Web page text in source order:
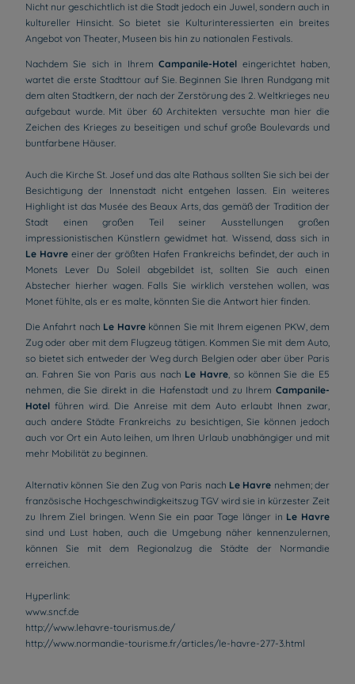
Nicht nur geschichtlich ist die Stadt jedoch ein Juwel, sondern auch in
kultureller Hinsicht. So bietet sie Kulturinteressierten ein breites
Angebot von Theater, Museen bis hin zu nationalen Festivals.
Nachdem Sie sich in IhremCampanile-Hotel eingerichtet haben,
wartet die erste Stadttour auf Sie. Beginnen Sie Ihren Rundgang mit
dem alten Stadtkern, der nach der Zerstörung des 2. Weltkrieges neu
aufgebaut wurde. Mit über 60 Architekten versuchte man hier die
Zeichen des Krieges zu beseitigen und schuf große Boulevards und
buntfarbene Häuser.
Auch die Kirche St. Josef und das alte Rathaus sollten Sie sich bei der
Besichtigung der Innenstadt nicht entgehen lassen. Ein weiteres
Highlight ist das Musée des Beaux Arts, das gemäß der Tradition der
Stadt einen großen Teil seiner Ausstellungen großen
impressionistischen Künstlern gewidmet hat. Wissend, dass sich in
Le Havreeiner der größten Hafen Frankreichs befindet, der auch in
Monets Lever Du Soleil abgebildet ist, sollten Sie auch einen
Abstecher hierher wagen. Falls Sie wirklich verstehen wollen, was
Monet fühlte, als er es malte, könnten Sie die Antwort hier finden.
Die Anfahrt nach Le Havrekönnen Sie mit Ihrem eigenen PKW, dem
Zug oder aber mit dem Flugzeug tätigen. Kommen Sie mit dem Auto,
so bietet sich entweder der Weg durch Belgien oder aber über Paris
an. Fahren Sie von Paris aus nach Le Havre, so können Sie die E5
nehmen, die Sie direkt in die Hafenstadt und zu Ihrem Campanile-
Hotel führen wird. Die Anreise mit dem Auto erlaubt Ihnen zwar,
auch andere Städte Frankreichs zu besichtigen, Sie können jedoch
auch vor Ort ein Auto leihen, um Ihren Urlaub unabhängiger und mit
mehr Mobilität zu beginnen.
Alternativ können Sie den Zug von Paris nach Le Havre nehmen; der
französische Hochgeschwindigkeitszug TGV wird sie in kürzester Zeit
zu Ihrem Ziel bringen. Wenn Sie ein paar Tage länger in Le Havre
sind und Lust haben, auch die Umgebung näher kennenzulernen,
können Sie mit dem Regionalzug die Städte der Normandie
erreichen.
Hyperlink:
www.sncf.de
http://www.lehavre-tourismus.de/
http://www.normandie-tourisme.fr/articles/le-havre-277-3.html
Hotels in Manchester